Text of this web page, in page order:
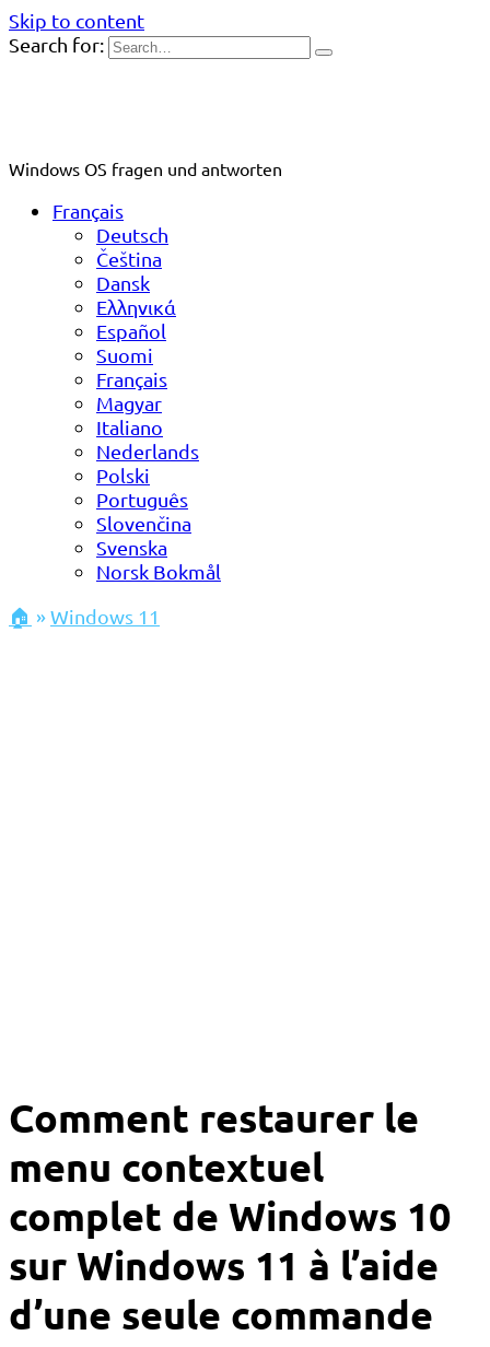
Skip to content
Search for:
Windows OS fragen und antworten
Français
Deutsch
Čeština
Dansk
Ελληνικά
Español
Suomi
Français
Magyar
Italiano
Nederlands
Polski
Português
Slovenčina
Svenska
Norsk Bokmål
🏠 »Windows 11
Comment restaurer le
menu contextuel
complet de Windows 10
sur Windows 11 à l’aide
d’une seule commande